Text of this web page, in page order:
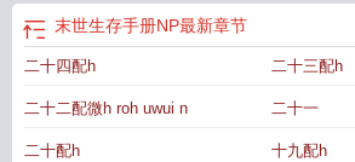
地磨个爪 末世生存手册NP 开心地磨个爪
手册NP全文阅读_
作者开心地磨
末世生存手册
子沄 末世生存手册NP开心地磨个爪 万人迷反派的
册NP_开心地磨个爪_书文
末世生存手册NP_末世
末世生存手册NP最新章节
二十四配h 二十三配h
二十二配微h roh uwui n 二十一
二十配h 十九配h